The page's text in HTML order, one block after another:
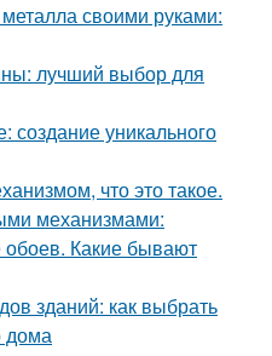
своими руками:
лучший выбор для
создание уникального
что это такое.
механизмами:
обоев. Какие бывают
зданий: как выбрать
дома